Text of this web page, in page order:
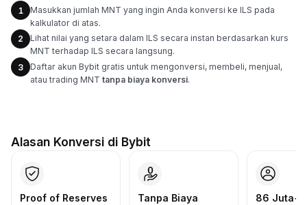
1
Masukkan jumlah MNT yang ingin Anda konversi ke ILS pada
kalkulator di atas.
2
Lihat nilai yang setara dalam ILS secara instan berdasarkan kurs
MNT terhadap ILS secara langsung.
3
Daftar akun Bybit gratis untuk mengonversi, membeli, menjual,
atau trading MNT tanpa biaya konversi.
Alasan Konversi di Bybit
Proof of Reserves
Tanpa Biaya
86 Juta+